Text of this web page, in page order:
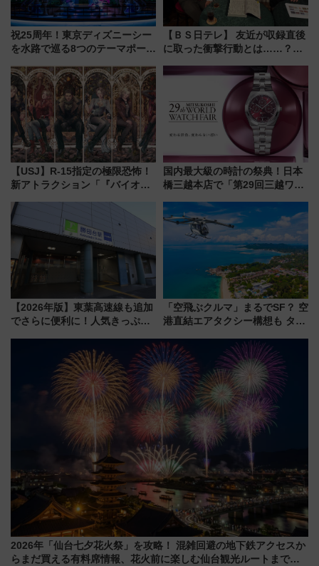
祝25周年！東京ディズニーシー
を水路で巡る8つのテーマポート
【ＢＳ日テレ】 友近が収録直後
に取った衝撃行動とは……？
で極上の夏祭り鉄道旅を放送
【USJ】R-15指定の極限恐怖！
新アトラクション「『バイオハ
ブ」今秋登場 ―予測不能の恐
怖に泣き叫べ―
国内最大級の時計の祭典！日本
橋三越本店で「第29回三越ワー
【2026年8月5日～25日】
【2026年版】東葉高速線も追加
でさらに便利に！人気きっぷ
今年も発売 秋・早春に千葉県を
巡るなら使い勝手・コスパ抜群
「空飛ぶクルマ」まるでSF？ 空
港直結エアタクシー構想も タイ
2026年「仙台七夕花火祭」を攻略！ 混雑回避の地下鉄アクセスか
らまだ買える有料席情報、花火前に楽しむ仙台観光ルートまで解